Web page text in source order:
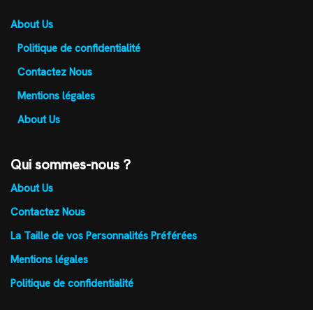
About Us
Politique de confidentialité
Contactez Nous
Mentions légales
About Us
Qui sommes-nous ?
About Us
Contactez Nous
La Taille de vos Personnalités Préférées
Mentions légales
Politique de confidentialité